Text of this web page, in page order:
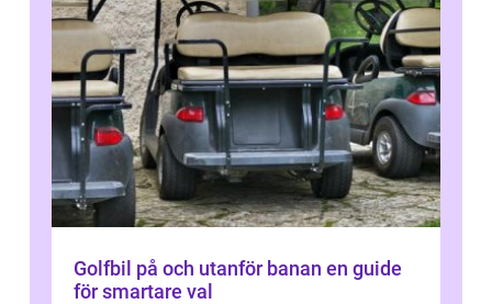
Golfbil på och utanför banan en guide
för smartare val